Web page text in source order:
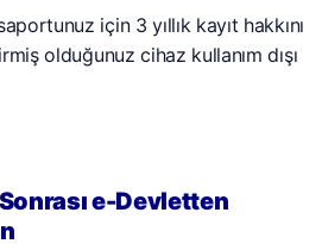
için 3 yıllık kayıt hakkını
olduğunuz cihaz kullanım dışı
e-Devletten